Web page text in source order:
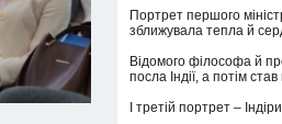
Портрет першого
зближувала тепла й
Відомого філософа й
посла Індії, а потім
І третій портрет –